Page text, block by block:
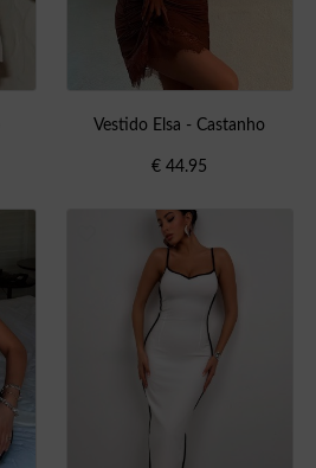
Vestido Elsa - Castanho
€ 44.95